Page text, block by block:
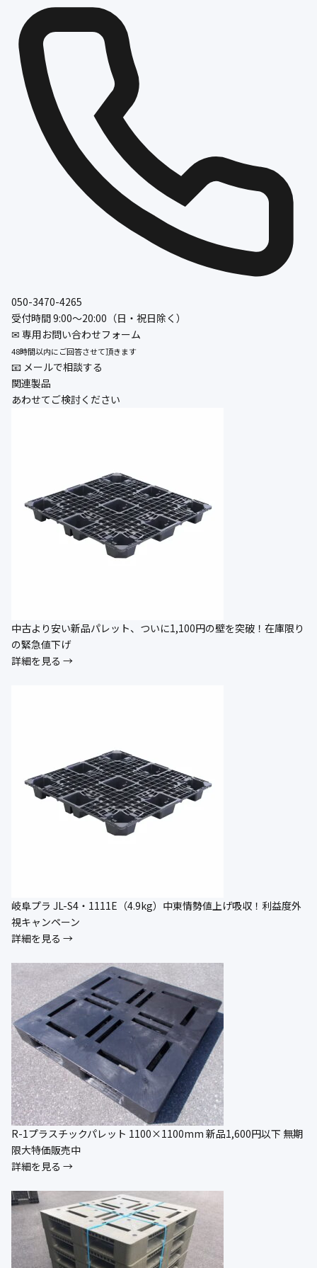
050-3470-4265
受付時間 9:00〜20:00（日・祝日除く）
✉ 専用お問い合わせフォーム
48時間以内にご回答させて頂きます
📧 メールで相談する
関連製品
あわせてご検討ください
中古より安い新品パレット、ついに1,100円の壁を突破！在庫限り
の緊急値下げ
詳細を見る →
岐阜プラ JL-S4・1111E（4.9kg）中東情勢値上げ吸収！利益度外
視キャンペーン
詳細を見る →
R-1プラスチックパレット 1100×1100mm 新品1,600円以下 無期
限大特価販売中
詳細を見る →